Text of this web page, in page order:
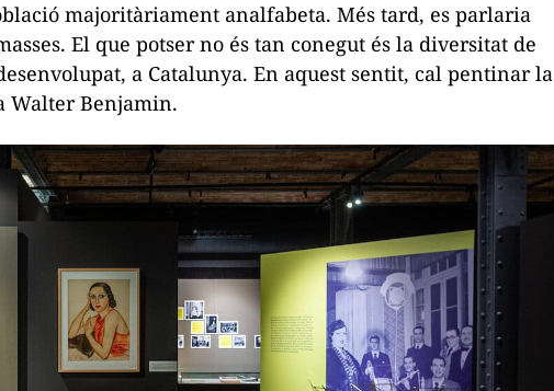
majoritàriament analfabeta. Més tard, es parlaria
. El que potser no és tan conegut és la diversitat de
a Catalunya. En aquest sentit, cal pentinar la
Walter Benjamin.